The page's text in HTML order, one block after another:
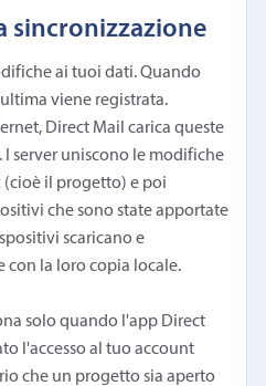
sincronizzazione
ai tuoi dati. Quando
viene registrata.
Direct Mail carica queste
I server uniscono le modifiche
(cioè il progetto) e poi
che sono state apportate
scaricano e
con la loro copia locale.
solo quando l'app Direct
l'accesso al tuo account
che un progetto sia aperto